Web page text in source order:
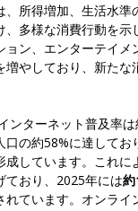
、所得増加、生活水準
、多様な消費行動を示
ョン、エンターテイメ
増やしており、新たな
ンターネット普及率
口の約58%に達してお
しています。これに
ており、2025年には
れています。オンライ